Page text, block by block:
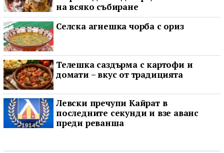
на всяко събиране
Селска агнешка чорба с ориз
Телешка саздърма с картофи и
домати – вкус от традицията
Левски пречупи Кайрат в
последните секунди и взе аванс
преди реванша